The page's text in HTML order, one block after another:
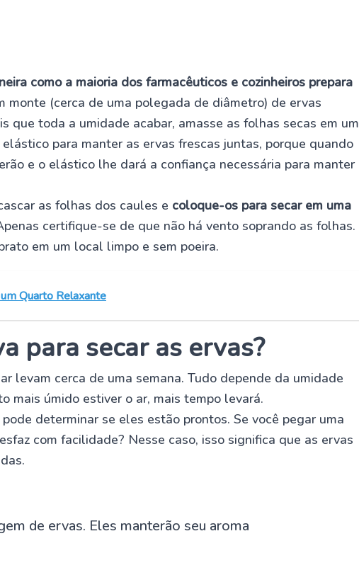
como a maioria dos farmacêuticos e cozinheiros prepara
monte (cerca de uma polegada de diâmetro) de ervas
que toda a umidade acabar, amasse as folhas secas em um
para manter as ervas frescas juntas, porque quando
e o elástico lhe dará a confiança necessária para manter
as folhas dos caules e coloque-os para secar em uma
certifique-se de que não há vento soprando as folhas.
em um local limpo e sem poeira.
Quarto Relaxante
para secar as ervas?
levam cerca de uma semana. Tudo depende da umidade
mais úmido estiver o ar, mais tempo levará.
determinar se eles estão prontos. Se você pegar uma
com facilidade? Nesse caso, isso significa que as ervas